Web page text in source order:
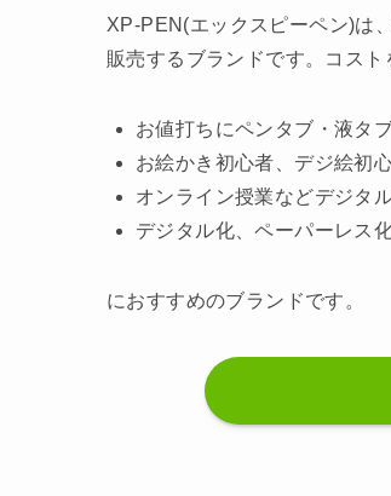
XP-PEN(エックスピーペン)は
販売するブランドです。コスト
お値打ちにペンタブ・液タ
お絵かき初心者、デジ絵初
オンライン授業などデジタ
デジタル化、ペーパーレス
におすすめのブランドです。